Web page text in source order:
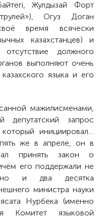
Жулдызай Форт
Огуз Доган
время всячески
казахстанцев) и
должного
выполняют очень
языка и его
мажилисменами,
депутатский запрос
инициировал…
же в апреле, он в
принять закон о
его поддержали не
но и два десятка
министра науки
Нурбека (именно
Комитет языковой